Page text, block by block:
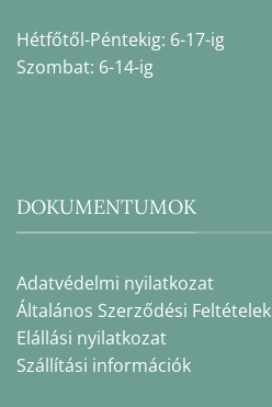
Hétfőtől-Péntekig: 6-17-ig
Szombat: 6-14-ig
DOKUMENTUMOK
Adatvédelmi nyilatkozat
Általános Szerződési Feltételek
Elállási nyilatkozat
Szállítási információk